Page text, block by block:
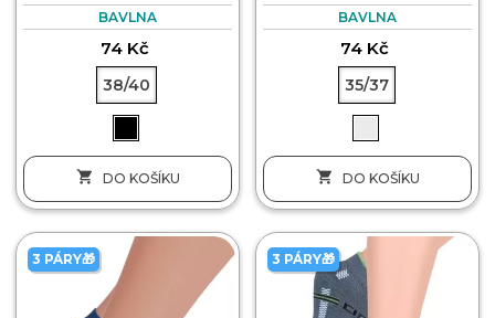
BAVLNA
74 Kč
38/40
 DO KOŠÍKU
BAVLNA
74 Kč
35/37
 DO KOŠÍKU
3 PÁRY🎁 3 PÁRY🎁